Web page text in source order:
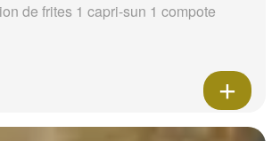
de frites 1 capri-sun 1 compote